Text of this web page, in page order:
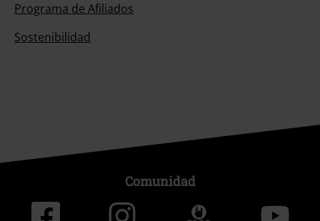
Programa de Afiliados
Sostenibilidad
Comunidad